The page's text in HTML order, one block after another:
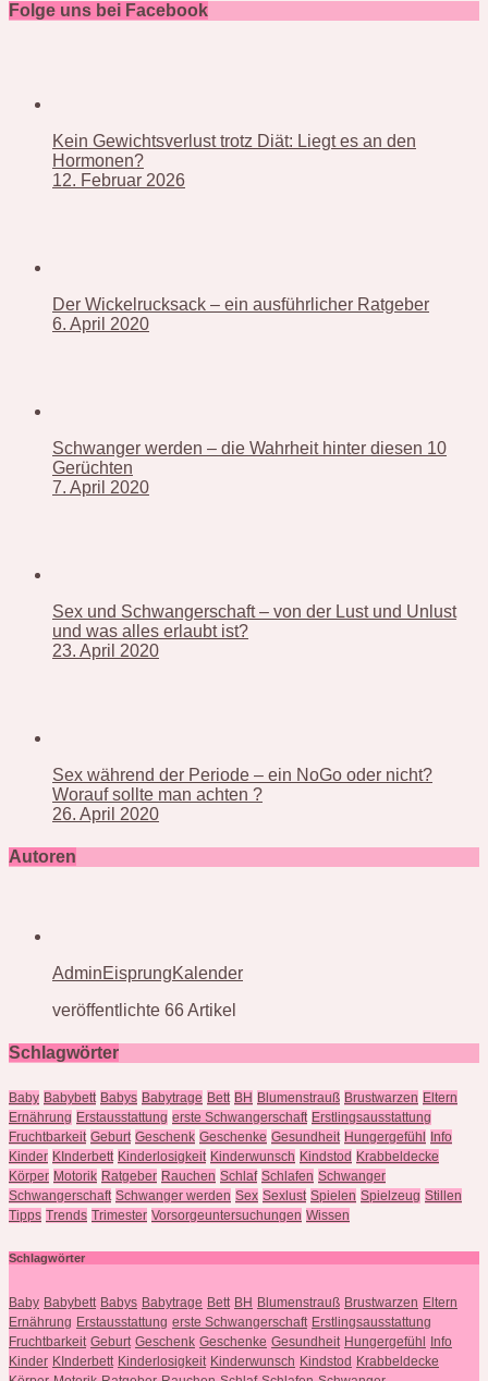
Folge uns bei Facebook
Kein Gewichtsverlust trotz Diät: Liegt es an den
Hormonen?
12. Februar 2026
Der Wickelrucksack – ein ausführlicher Ratgeber
6. April 2020
Schwanger werden – die Wahrheit hinter diesen 10
Gerüchten
7. April 2020
Sex und Schwangerschaft – von der Lust und Unlust
und was alles erlaubt ist?
23. April 2020
Sex während der Periode – ein NoGo oder nicht?
Worauf sollte man achten ?
26. April 2020
Autoren
AdminEisprungKalender
veröffentlichte 66 Artikel
Schlagwörter
Baby Babybett Babys Babytrage Bett BH Blumenstrauß Brustwarzen Eltern
Ernährung Erstausstattung erste Schwangerschaft Erstlingsausstattung
Fruchtbarkeit Geburt Geschenk Geschenke Gesundheit Hungergefühl Info
Kinder KInderbett Kinderlosigkeit Kinderwunsch Kindstod Krabbeldecke
Körper Motorik Ratgeber Rauchen Schlaf Schlafen Schwanger
Schwangerschaft Schwanger werden Sex Sexlust Spielen Spielzeug Stillen
Tipps Trends Trimester Vorsorgeuntersuchungen Wissen
Schlagwörter
Baby Babybett Babys Babytrage Bett BH Blumenstrauß Brustwarzen Eltern
Ernährung Erstausstattung erste Schwangerschaft Erstlingsausstattung
Fruchtbarkeit Geburt Geschenk Geschenke Gesundheit Hungergefühl Info
Kinder KInderbett Kinderlosigkeit Kinderwunsch Kindstod Krabbeldecke